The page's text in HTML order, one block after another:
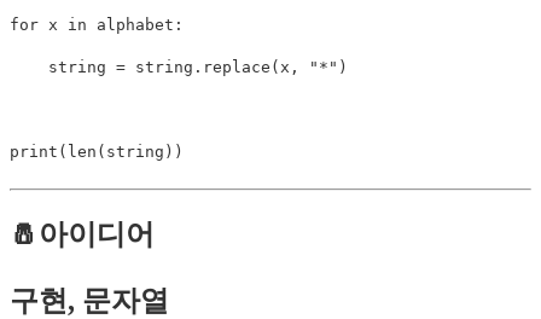
for x in alphabet :
    string
= string . replace ( x , "*" )
print ( len ( string ) )
🧂아이디어
구현, 문자열